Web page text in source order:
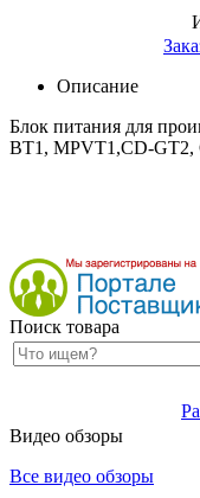
Описание
Блок питания для
BT1, MPVT1,CD-
Поиск товара
Видео обзоры
Все видео обзоры